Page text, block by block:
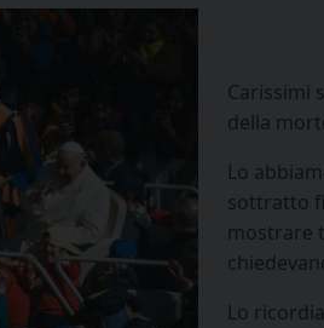
Carissimi
della
Lo
sottratto
mostrare
Lo